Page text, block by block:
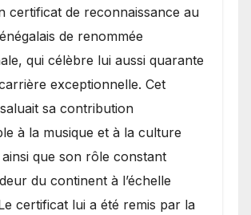
certificat de reconnaissance au
de renommée
qui célèbre lui aussi quarante
exceptionnelle. Cet
sa contribution
à la musique et à la culture
que son rôle constant
du continent à l’échelle
certificat lui a été remis par la